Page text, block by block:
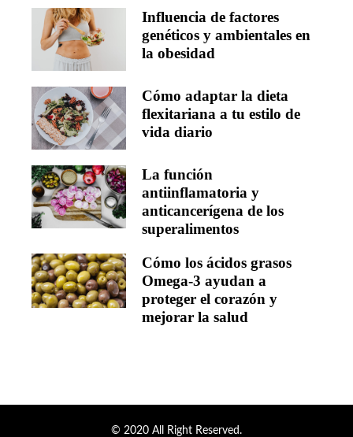
Influencia de factores
genéticos y ambientales en
la obesidad
Cómo adaptar la dieta
flexitariana a tu estilo de
vida diario
La función
antiinflamatoria y
anticancerígena de los
superalimentos
Cómo los ácidos grasos
Omega-3 ayudan a
proteger el corazón y
mejorar la salud
© 2020 All Right Reserved.